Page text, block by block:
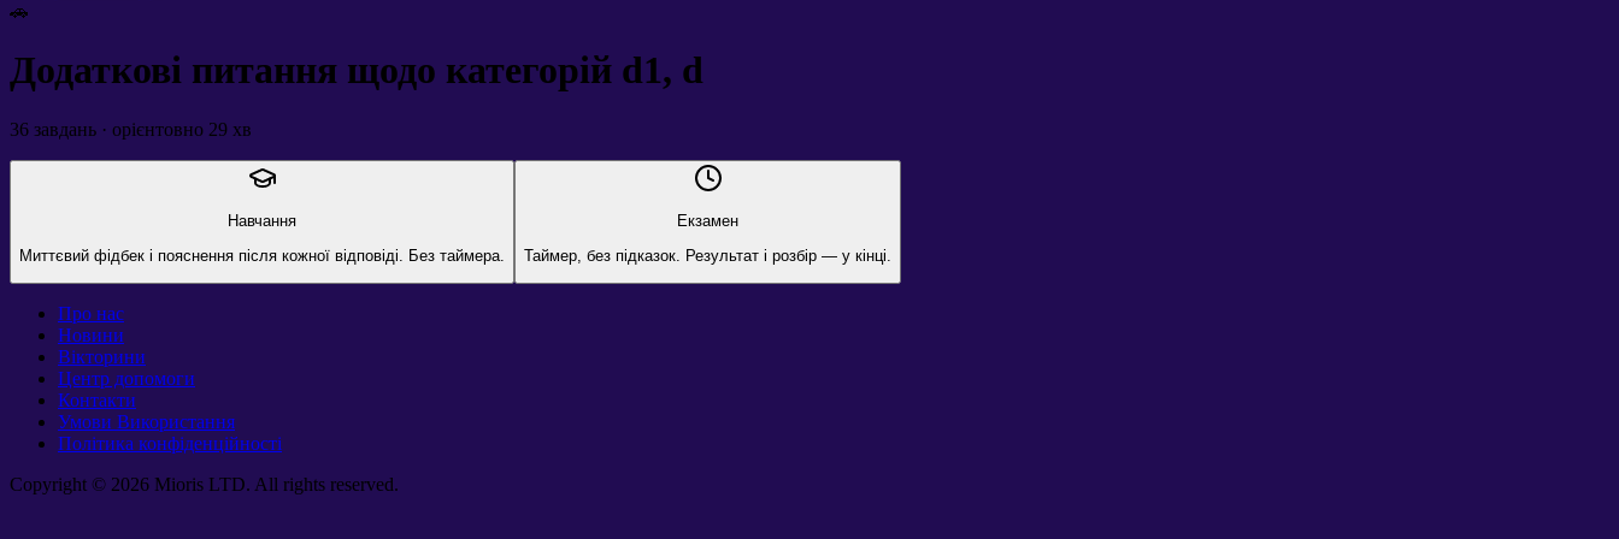
🚗
Додаткові питання щодо категорій d1, d
36 завдань · орієнтовно 29 хв
Навчання
Миттєвий фідбек і пояснення після кожної відповіді. Без таймера.
Екзамен
Таймер, без підказок. Результат і розбір — у кінці.
Про нас
Новини
Вікторини
Центр допомоги
Контакти
Умови Використання
Політика конфіденційності
Copyright © 2026 Mioris LTD. All rights reserved.